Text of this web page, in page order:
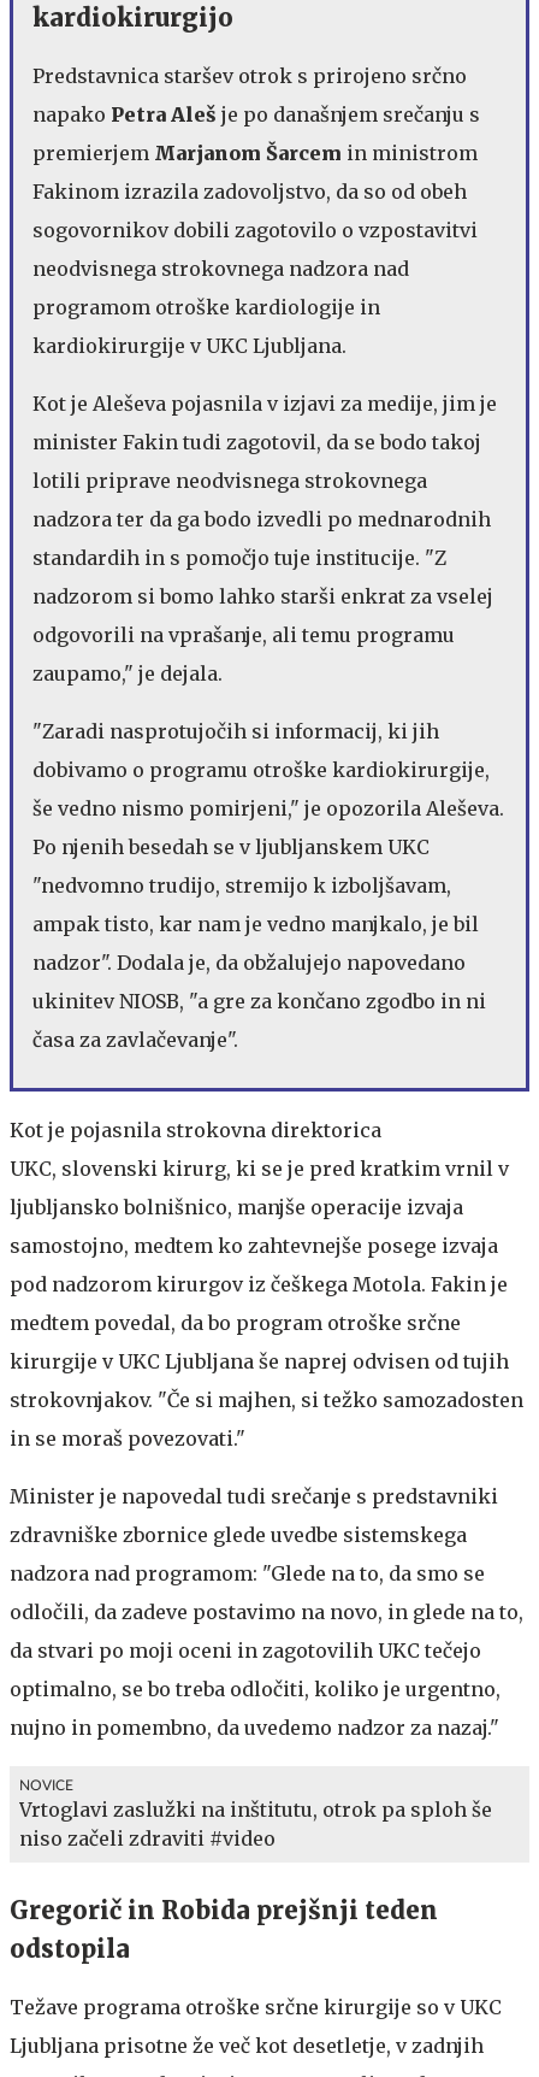
kardiokirurgijo
Predstavnica staršev otrok s prirojeno srčno
napako Petra Aleš je po današnjem srečanju s
premierjem Marjanom Šarcem in ministrom
Fakinom izrazila zadovoljstvo, da so od obeh
sogovornikov dobili zagotovilo o vzpostavitvi
neodvisnega strokovnega nadzora nad
programom otroške kardiologije in
kardiokirurgije v UKC Ljubljana.
Kot je Aleševa pojasnila v izjavi za medije, jim je
minister Fakin tudi zagotovil, da se bodo takoj
lotili priprave neodvisnega strokovnega
nadzora ter da ga bodo izvedli po mednarodnih
standardih in s pomočjo tuje institucije. "Z
nadzorom si bomo lahko starši enkrat za vselej
odgovorili na vprašanje, ali temu programu
zaupamo," je dejala.
"Zaradi nasprotujočih si informacij, ki jih
dobivamo o programu otroške kardiokirurgije,
še vedno nismo pomirjeni," je opozorila Aleševa.
Po njenih besedah se v ljubljanskem UKC
"nedvomno trudijo, stremijo k izboljšavam,
ampak tisto, kar nam je vedno manjkalo, je bil
nadzor". Dodala je, da obžalujejo napovedano
ukinitev NIOSB, "a gre za končano zgodbo in ni
časa za zavlačevanje".
Kot je pojasnila strokovna direktorica
UKC, slovenski kirurg, ki se je pred kratkim vrnil v
ljubljansko bolnišnico, manjše operacije izvaja
samostojno, medtem ko zahtevnejše posege izvaja
pod nadzorom kirurgov iz češkega Motola. Fakin je
medtem povedal, da bo program otroške srčne
kirurgije v UKC Ljubljana še naprej odvisen od tujih
strokovnjakov. "Če si majhen, si težko samozadosten
in se moraš povezovati."
Minister je napovedal tudi srečanje s predstavniki
zdravniške zbornice glede uvedbe sistemskega
nadzora nad programom: "Glede na to, da smo se
odločili, da zadeve postavimo na novo, in glede na to,
da stvari po moji oceni in zagotovilih UKC tečejo
optimalno, se bo treba odločiti, koliko je urgentno,
nujno in pomembno, da uvedemo nadzor za nazaj."
NOVICE
Vrtoglavi zaslužki na inštitutu, otrok pa sploh še
niso začeli zdraviti #video
Gregorič in Robida prejšnji teden
odstopila
Težave programa otroške srčne kirurgije so v UKC
Ljubljana prisotne že več kot desetletje, v zadnjih